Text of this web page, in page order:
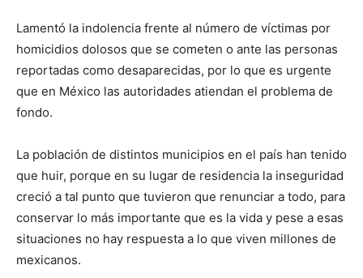
Lamentó la indolencia frente al número de víctimas por
homicidios dolosos que se cometen o ante las personas
reportadas como desaparecidas, por lo que es urgente
que en México las autoridades atiendan el problema de
fondo.
La población de distintos municipios en el país han tenido
que huir, porque en su lugar de residencia la inseguridad
creció a tal punto que tuvieron que renunciar a todo, para
conservar lo más importante que es la vida y pese a esas
situaciones no hay respuesta a lo que viven millones de
mexicanos.